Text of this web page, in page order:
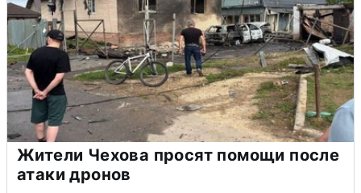
Жители Чехова просят помощи после
атаки дронов